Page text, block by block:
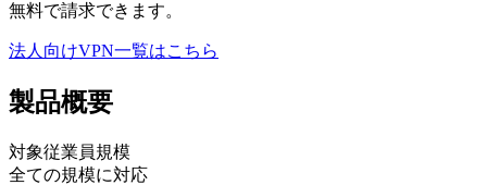
無料で請求できます。
法人向けVPN一覧はこちら
製品概要
対象従業員規模
全ての規模に対応